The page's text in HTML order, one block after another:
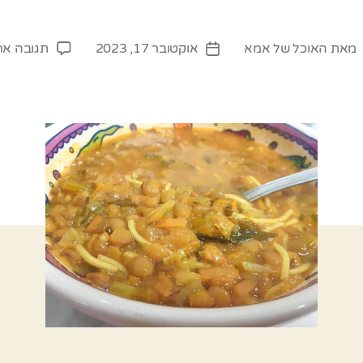
מאת האוכל של אמא
תאריךאוקטובר 17, 2023 תגובה